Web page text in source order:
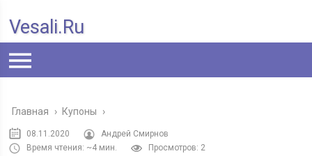
Vesali.ru
Главная › Купоны ›
08.11.2020
Андрей Смирнов
Время чтения: ~4 мин.
Просмотров: 2